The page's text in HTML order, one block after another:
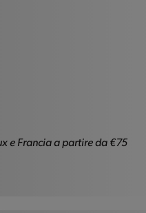
e Francia a partire da €75